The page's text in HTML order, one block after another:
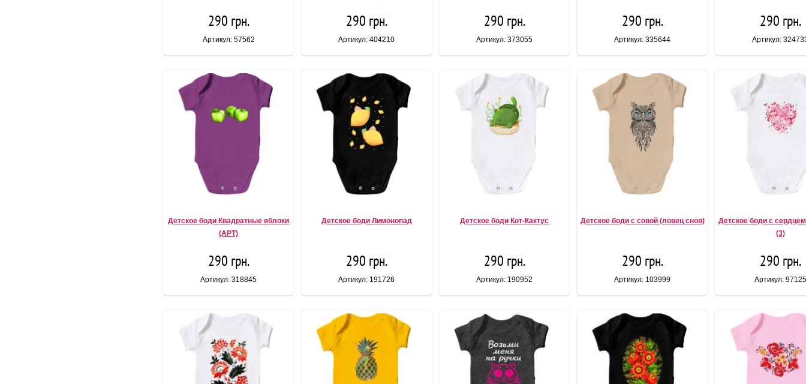
290 грн.
Артикул: 57562
290 грн.
Артикул: 404210
290 грн.
Артикул: 373055
290 грн.
Артикул: 335644
290 грн.
Артикул:
Детское боди Квадратные яблоки
(АРТ)
290 грн.
Артикул: 318845
Детское боди Лимонопад
290 грн.
Артикул: 191726
Детское боди Кот-Кактус
290 грн.
Артикул: 190952
Детское боди с совой (ловец снов)
290 грн.
Артикул: 103999
Детское боди с
(3)
290 грн.
Артикул: 97125